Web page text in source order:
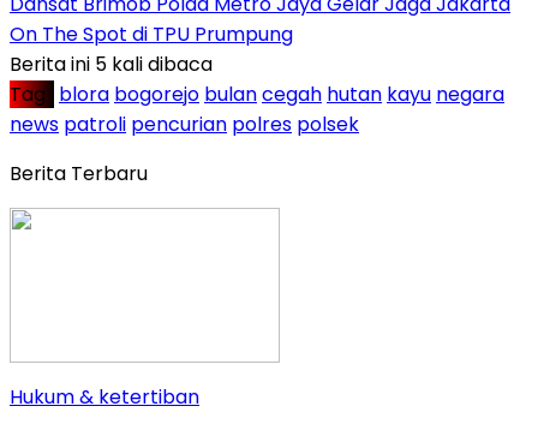
On The Spot di TPU Prumpung
Berita ini 5 kali dibaca
Tag : blora bogorejo bulancegah hutan kayu negara
news patroli pencurian polres polsek
Berita Terbaru
Hukum & ketertiban